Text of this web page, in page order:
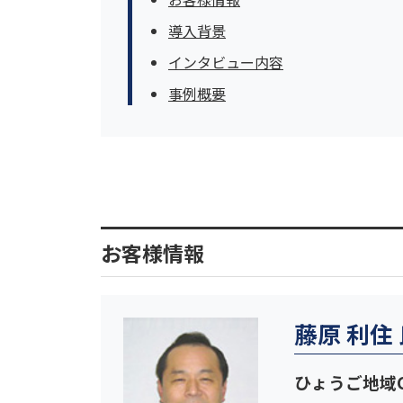
導入背景
インタビュー内容
事例概要
お客様情報
藤原 利住
ひょうご地域